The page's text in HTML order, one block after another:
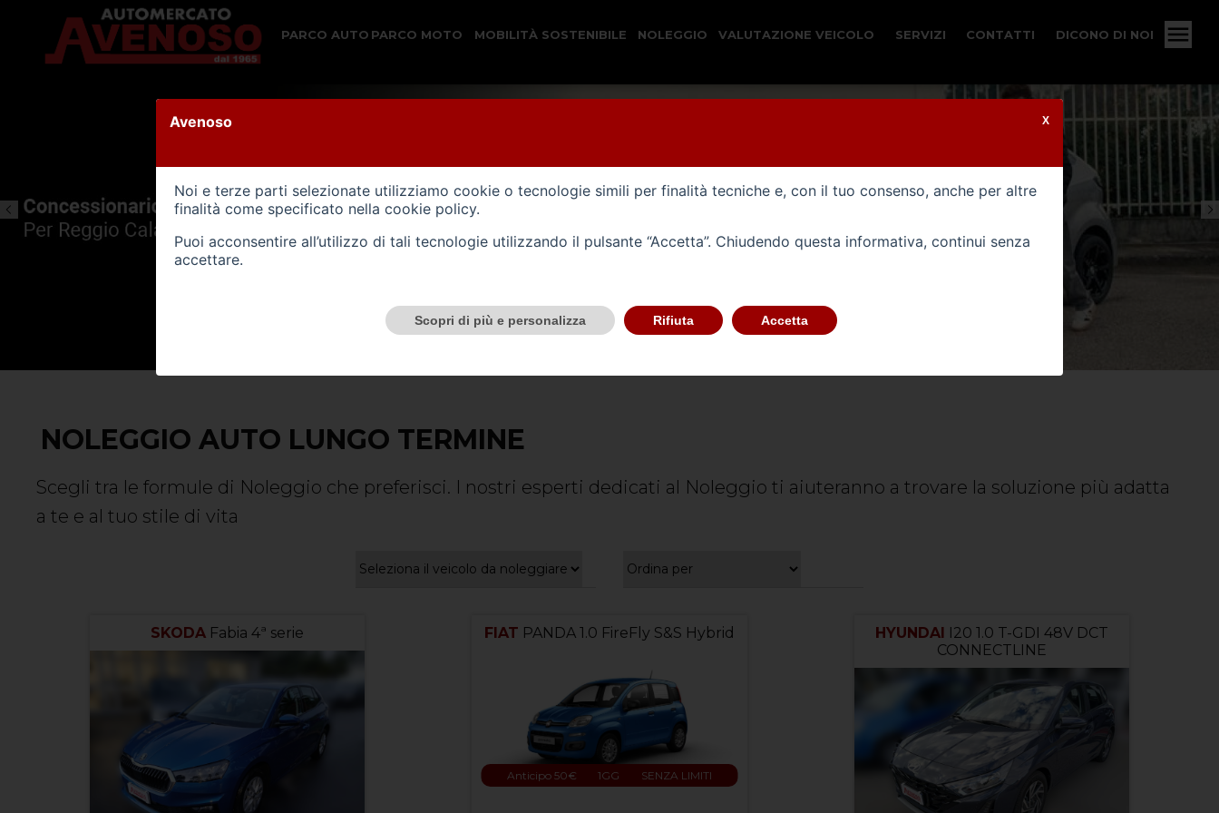
PARCO AUTO PARCO MOTO MOBILITÀ SOSTENIBILE NOLEGGIO VALUTAZIONE VEICOLO SERVIZI CONTATTI DICONO DI NOI
NOLEGGIO AUTO LUNGO TERMINE
Scegli tra le formule di Noleggio che preferisci. I nostri esperti dedicati al Noleggio ti aiuteranno a trovare la soluzione più adatta
a te e al tuo stile di vita
SKODA Fabia 4ª serie FIAT PANDA 1.0 FireFly S&S Hybrid
Anticipo 50€ 1GG SENZA LIMITI
HYUNDAI I20 1.0 T-GDI 48V DCT
CONNECTLINE
Avenoso
Noi e terze parti selezionate utilizziamo cookie o tecnologie simili per finalità tecniche e, con il tuo consenso, anche per altre
finalità come specificato nella cookie policy.
Puoi acconsentire all’utilizzo di tali tecnologie utilizzando il pulsante “Accetta”. Chiudendo questa informativa, continui senza
accettare.
Scopri di più e personalizza Rifiuta Accetta
X